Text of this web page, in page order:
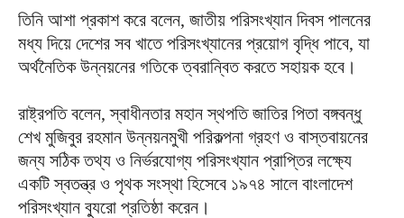
তিনি আশা প্রকাশ করে বলেন, জাতীয় পরিসংখ্যান দিবস পালনের
মধ্য দিয়ে দেশের সব খাতে পরিসংখ্যানের প্রয়োগ বৃদ্ধি পাবে, যা
অর্থনৈতিক উন্নয়নের গতিকে ত্বরান্বিত করতে সহায়ক হবে।
রাষ্ট্রপতি বলেন, স্বাধীনতার মহান স্থপতি জাতির পিতা বঙ্গবন্ধু
শেখ মুজিবুর রহমান উন্নয়নমুখী পরিকল্পনা গ্রহণ ও বাস্তবায়নের
জন্য সঠিক তথ্য ও নির্ভরযোগ্য পরিসংখ্যান প্রাপ্তির লক্ষ্যে
একটি স্বতন্ত্র ও পৃথক সংস্থা হিসেবে ১৯৭৪ সালে বাংলাদেশ
পরিসংখ্যান ব্যুরো প্রতিষ্ঠা করেন।